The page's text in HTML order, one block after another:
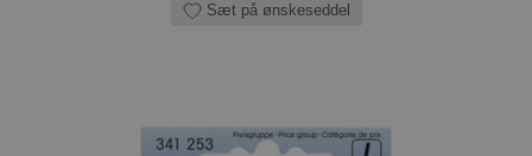
Sæt på ønskeseddel